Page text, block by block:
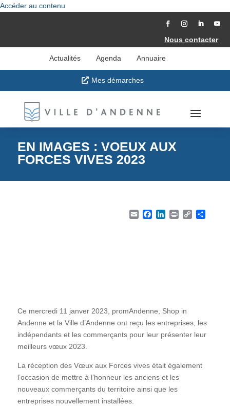
Accéder au contenu
Nous contacter
Actualités Agenda Annuaire
Mes démarches
EN IMAGES : VOEUX AUX
FORCES VIVES 2023
EmailFacebook
LinkedIn
PrintCopy
Ce mercredi 11 janver 2023, promAndenne, Shop in
Andenne et la Ville d’Andenne ont reçu les entreprises, les
indépendants et les commerçants pour leur présenter leur
meilleurs vœux 2023.
La réception des Vœux aux Forces vives était également
l’occasion de mettre à l’honneur les anciens et les
nouveaux commerçants du territoire ainsi que les
entreprises nouvellement installées.